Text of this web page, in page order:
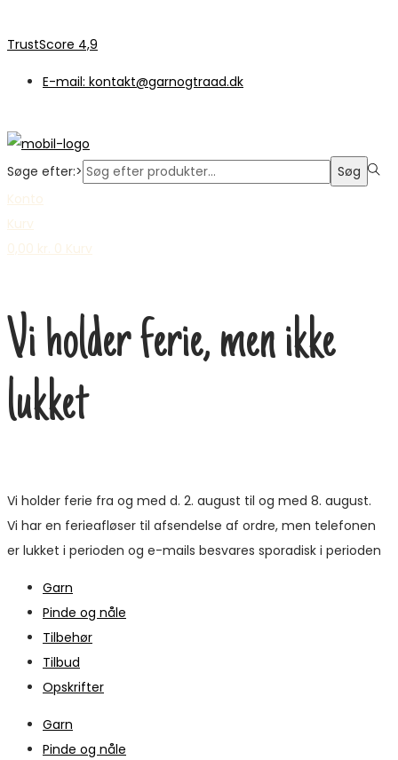
TrustScore 4,9
E-mail: kontakt@garnogtraad.dk
Søge efter:>
Søg
Konto
Kurv
0,00 kr. 0 Kurv
Vi holder ferie, men ikke
lukket
Vi holder ferie fra og med d. 2. august til og med 8. august.
Vi har en ferieafløser til afsendelse af ordre, men telefonen
er lukket i perioden og e-mails besvares sporadisk i perioden
Garn
Pinde og nåle
Tilbehør
Tilbud
Opskrifter
Garn
Pinde og nåle